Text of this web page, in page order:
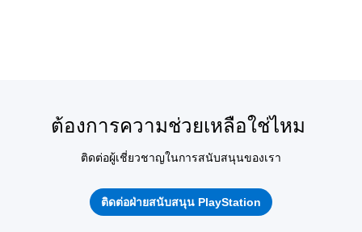
ต้องการความช่วยเหลือใช่ไหม
ติดต่อผู้เชี่ยวชาญในการสนับสนุนของเรา
ติดต่อฝ่ายสนับสนุน PlayStation